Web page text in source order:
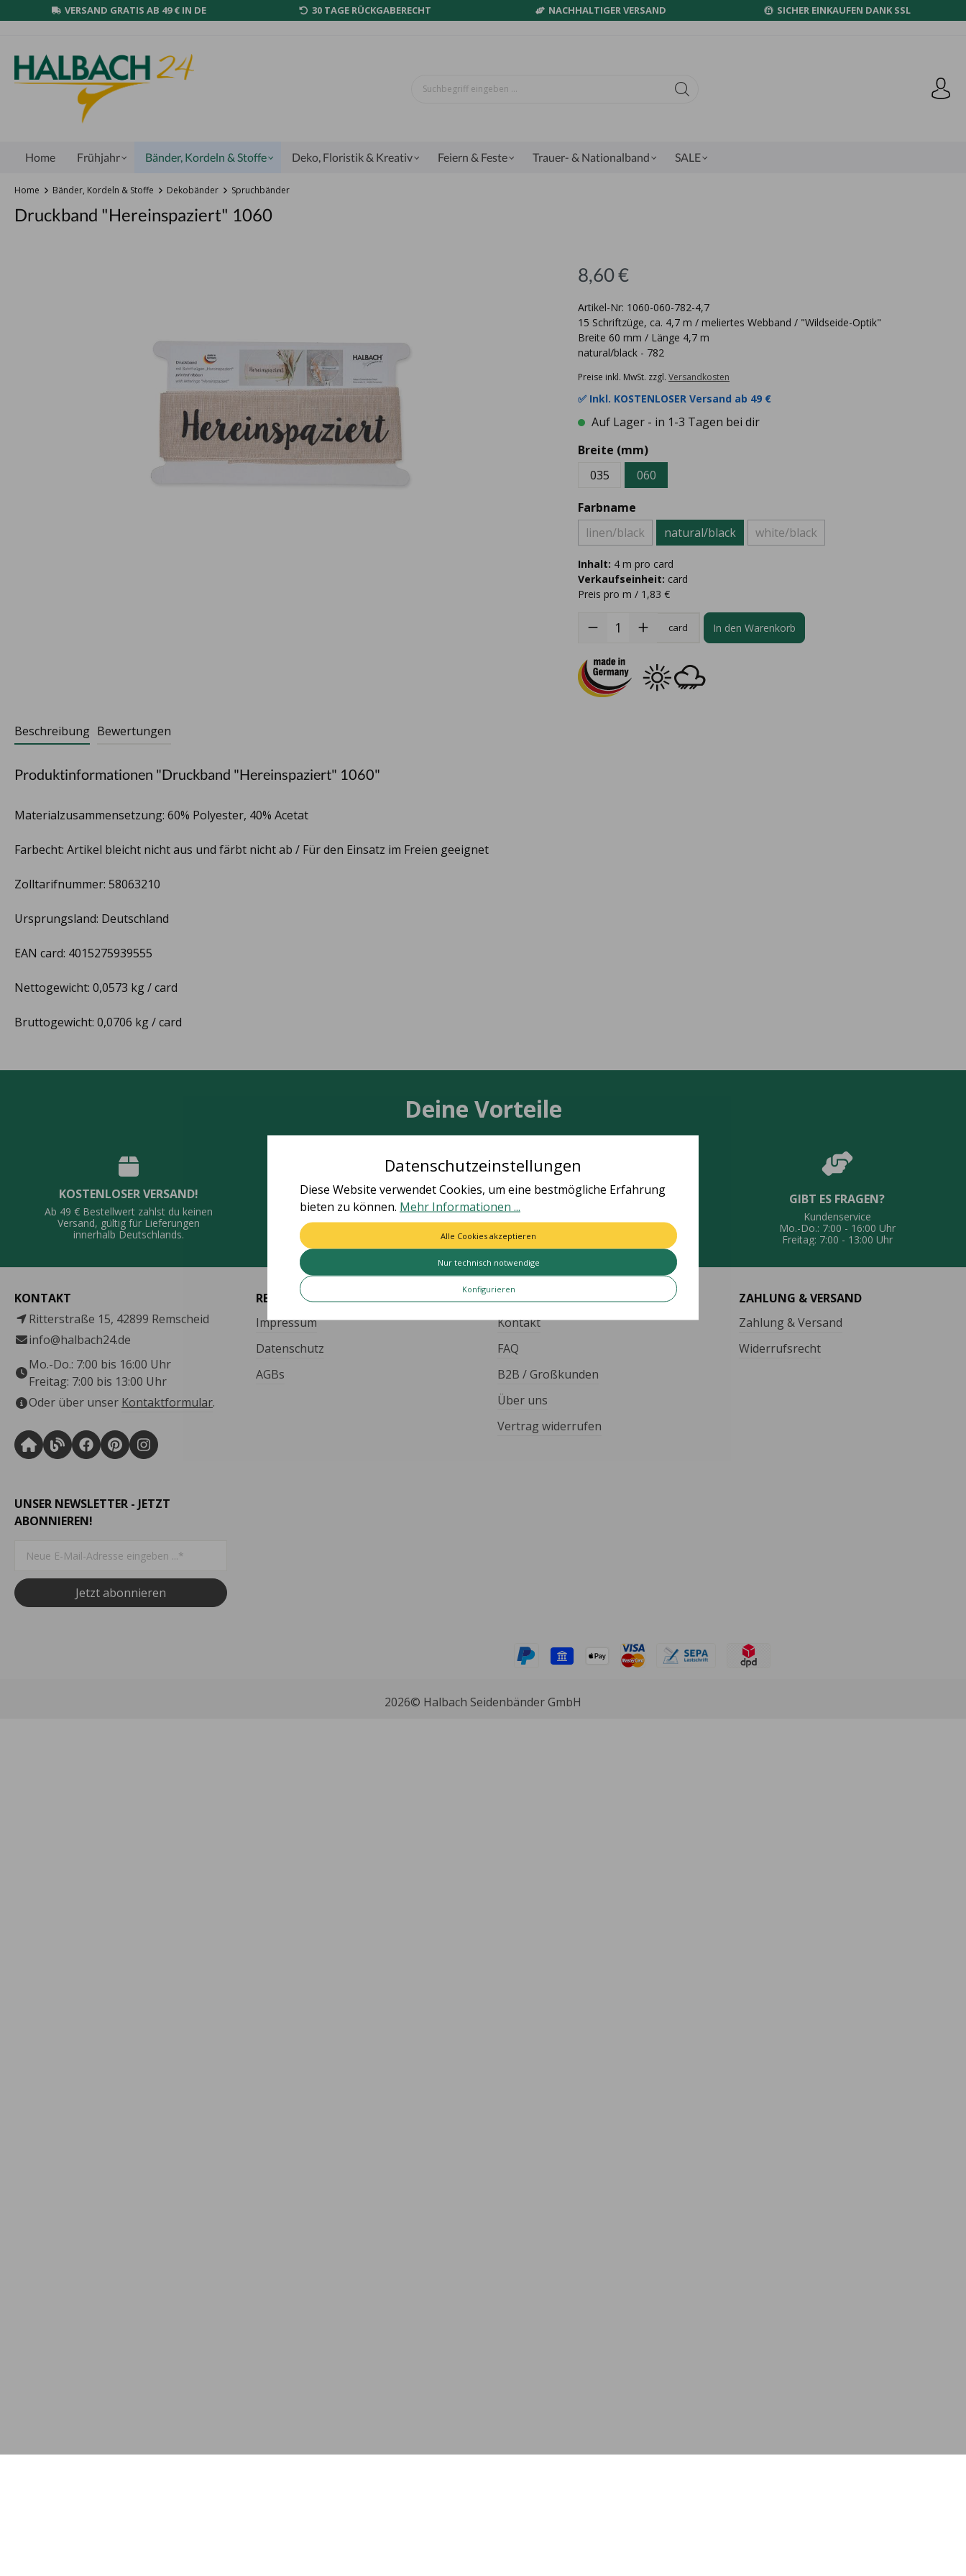
VERSAND GRATIS AB 49 € IN DE 30 TAGE RÜCKGABERECHT NACHHALTIGER VERSAND SICHER EINKAUFEN DANK SSL
Home Frühjahr Bänder, Kordeln & Stoffe Deko, Floristik & Kreativ Feiern & Feste Trauer- & Nationalband SALE
Home Bänder, Kordeln & Stoffe Dekobänder Spruchbänder
Druckband "Hereinspaziert" 1060
8,60 €
Artikel-Nr: 1060-060-782-4,7
15 Schriftzüge, ca. 4,7 m / meliertes Webband / "Wildseide-Optik"
Breite 60 mm / Länge 4,7 m
natural/black - 782
Preise inkl. MwSt. zzgl. Versandkosten
✅ Inkl. KOSTENLOSER Versand ab 49 €
Auf Lager - in 1-3 Tagen bei dir
Breite (mm)
035
060
Farbname
linen/black
natural/black white/black
Inhalt: 4 m pro card
Verkaufseinheit: card
Preis pro m / 1,83 €
card In den Warenkorb
Beschreibung Bewertungen
Produktinformationen "Druckband "Hereinspaziert" 1060"
Materialzusammensetzung: 60% Polyester, 40% Acetat
Farbecht: Artikel bleicht nicht aus und färbt nicht ab / Für den Einsatz im Freien geeignet
Zolltarifnummer: 58063210
Ursprungsland: Deutschland
EAN card: 4015275939555
Nettogewicht: 0,0573 kg / card
Bruttogewicht: 0,0706 kg / card
Deine Vorteile
KOSTENLOSER VERSAND!
Ab 49 € Bestellwert zahlst du keinen
Versand, gültig für Lieferungen
innerhalb Deutschlands.
QUALITÄT MADE IN GERMANY
Viele Artikel vollständig in
Schnelle und bequeme Lieferung
GIBT ES FRAGEN?
Kundenservice
Mo.-Do.: 7:00 - 16:00 Uhr
Freitag: 7:00 - 13:00 Uhr
KONTAKT
Ritterstraße 15, 42899 Remscheid
info@halbach24.de
Mo.-Do.: 7:00 bis 16:00 Uhr
Freitag: 7:00 bis 13:00 Uhr
Oder über unser Kontaktformular.
RECHTLICHES
Impressum
Datenschutz
AGBs
HILFE & KONTAKT
Kontakt
FAQ
B2B / Großkunden
Über uns
Vertrag widerrufen
ZAHLUNG & VERSAND
Zahlung & Versand
Widerrufsrecht
UNSER NEWSLETTER - JETZT
ABONNIEREN!
Jetzt abonnieren
2026© Halbach Seidenbänder GmbH
Datenschutzeinstellungen
Diese Website verwendet Cookies, um eine bestmögliche Erfahrung
bieten zu können. Mehr Informationen ...
Nur technisch notwendige
Konfigurieren
Alle Cookies akzeptieren